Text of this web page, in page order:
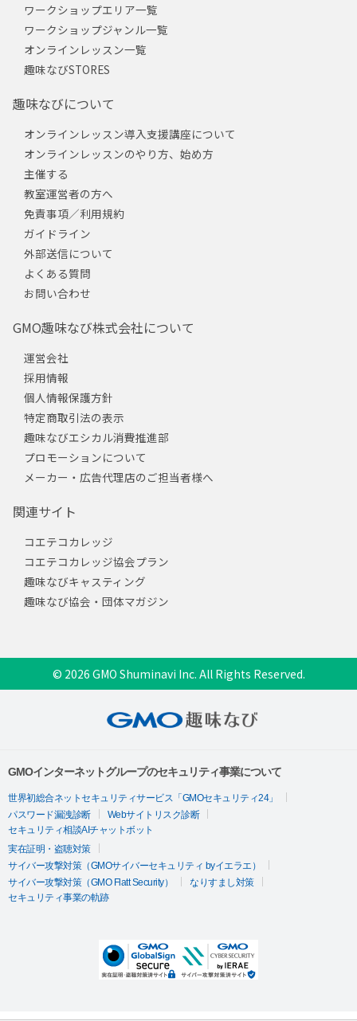
ワークショップエリア一覧
ワークショップジャンル一覧
オンラインレッスン一覧
趣味なびSTORES
趣味なびについて
オンラインレッスン導入支援講座について
オンラインレッスンのやり方、始め方
主催する
教室運営者の方へ
免責事項／利用規約
ガイドライン
外部送信について
よくある質問
お問い合わせ
GMO趣味なび株式会社について
運営会社
採用情報
個人情報保護方針
特定商取引法の表示
趣味なびエシカル消費推進部
プロモーションについて
メーカー・広告代理店のご担当者様へ
関連サイト
コエテコカレッジ
コエテコカレッジ協会プラン
趣味なびキャスティング
趣味なび協会・団体マガジン
© 2026 GMO Shuminavi Inc. All Rights Reserved.